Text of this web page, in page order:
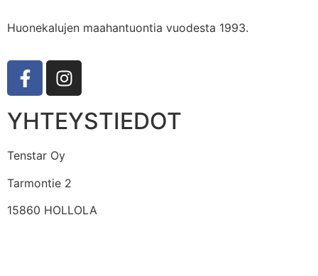
Huonekalujen maahantuontia vuodesta 1993.
YHTEYSTIEDOT
Tenstar Oy
Tarmontie 2
15860 HOLLOLA